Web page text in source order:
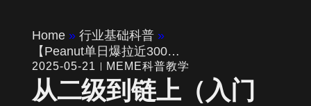
Home » 行业基础科普 »
【Peanut单日爆拉近300…
2025-05-21 MEME科普教学
从二级到链上（入门